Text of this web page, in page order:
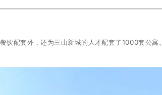
配套外，还为三山新城的人才配套了1000套公寓。